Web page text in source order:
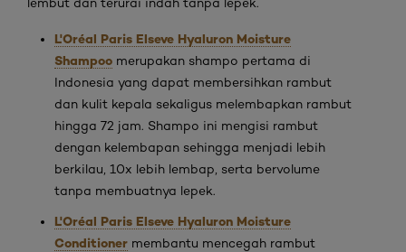
L'Oréal Paris Elseve Hyaluron Moisture
Shampoo merupakan shampo pertama di
Indonesia yang dapat membersihkan rambut
dan kulit kepala sekaligus melembapkan rambut
hingga 72 jam. Shampo ini mengisi rambut
dengan kelembapan sehingga menjadi lebih
berkilau, 10x lebih lembap, serta bervolume
tanpa membuatnya lepek.
L'Oréal Paris Elseve Hyaluron Moisture
Conditioner membantu mencegah rambut